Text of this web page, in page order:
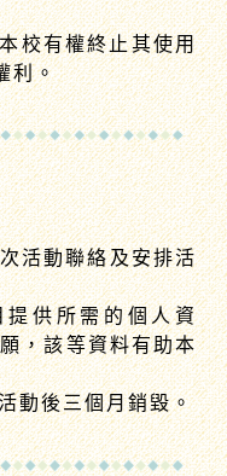
校有權終止其使用
利。
活動聯絡及安排活
供所需的個人資
，該等資料有助本
動後三個月銷毀。